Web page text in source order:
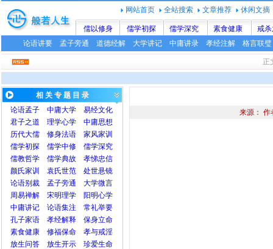
网站首页 全站搜索 文章推荐 休闲文摘
儒以修身 儒学初探 儒学深究 素食健康
戒
论语讲要
孟子旁通 道德经解 大学讲记 中庸讲录 孝经注解 格言联璧
相 关 专 题 目 录
论语孟子 中庸大学
易经文化
君子之道
理学心学
中庸思想
历代大儒
修身法语
家风家训
儒学初探
儒学中修
儒学深究
儒教哲学
儒学典故
孝悌忠信
颜氏家训
袁氏世范
处世悬镜
论语别裁
孟子旁通
大学微言
周易禅解
宋明理学
阳明心学
中庸讲记
论语集注
常礼举要
孔子家语
孝经解释
保身立命
素食健康
修福保命
孝与戒淫
放生问答
放生开示
珍爱生命
来源：